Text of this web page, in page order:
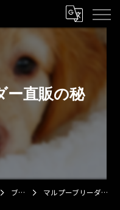
ー直販の秘
ブログ マルプーブリーダー直販の秘密